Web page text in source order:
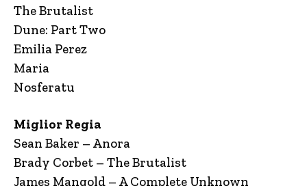
The Brutalist
Dune: Part Two
Emilia Perez
Maria
Nosferatu
Miglior Regia
Sean Baker – Anora
Brady Corbet – The Brutalist
James Mangold – A Complete Unknown